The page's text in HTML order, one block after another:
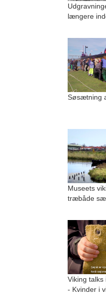
længere
Søsætning
Museets
træbåde
Viking talks
- Kvinder i